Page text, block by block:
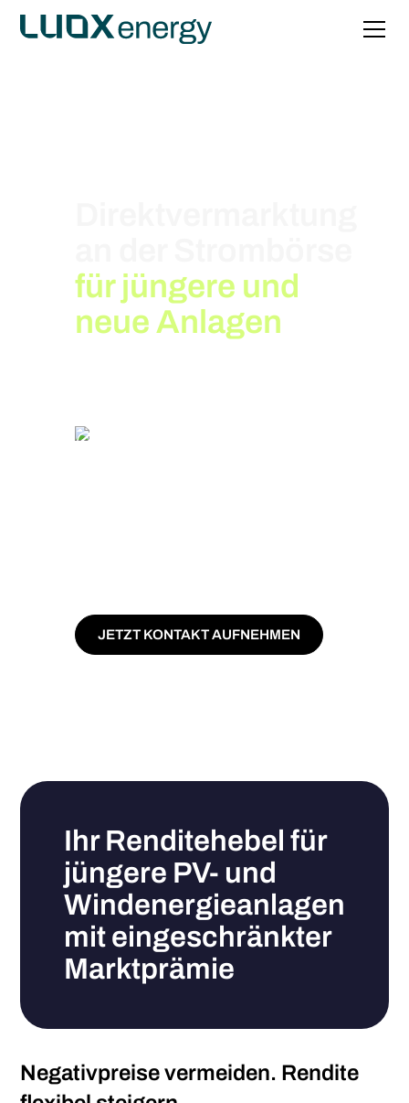
für jüngere und
neue Anlagen
JETZT KONTAKT AUFNEHMEN
Ihr Renditehebel für
jüngere PV- und
Windenergieanlagen
mit eingeschränkter
Marktprämie
Negativpreise vermeiden. Rendite